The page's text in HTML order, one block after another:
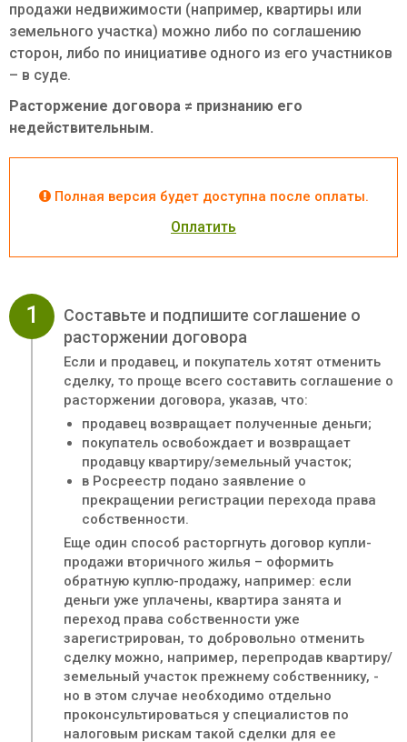
продажи недвижимости (например, квартиры или
земельного участка) можно либо по соглашению
сторон, либо по инициативе одного из его участников
– в суде.
Расторжение договора ≠ признанию его
недействительным.
Полная версия будет доступна после оплаты.
Оплатить
1
Составьте и подпишите соглашение о
расторжении договора
Если и продавец, и покупатель хотят отменить
сделку, то проще всего составить соглашение о
расторжении договора, указав, что:
продавец возвращает полученные деньги;
покупатель освобождает и возвращает
продавцу квартиру/земельный участок;
в Росреестр подано заявление о
прекращении регистрации перехода права
собственности.
Еще один способ расторгнуть договор купли-
продажи вторичного жилья – оформить
обратную куплю-продажу, например: если
деньги уже уплачены, квартира занята и
переход права собственности уже
зарегистрирован, то добровольно отменить
сделку можно, например, перепродав квартиру/
земельный участок прежнему собственнику, -
но в этом случае необходимо отдельно
проконсультироваться у специалистов по
налоговым рискам такой сделки для ее